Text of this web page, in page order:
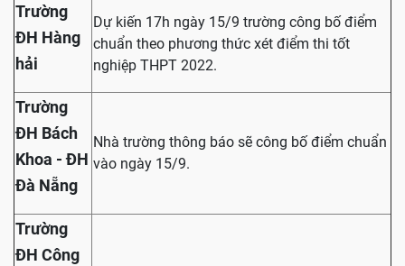
Trường
ĐH Hàng
hải
Dự kiến 17h ngày 15/9 trường công bố điểm
chuẩn theo phương thức xét điểm thi tốt
nghiệp THPT 2022.
Trường
ĐH Bách
Khoa - ĐH
Đà Nẵng
Nhà trường thông báo sẽ công bố điểm chuẩn
vào ngày 15/9.
Trường
ĐH Công